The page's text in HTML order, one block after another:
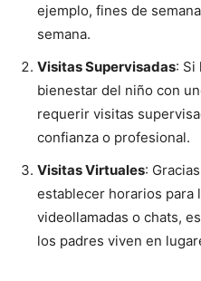
ejemplo, fines de
semana.
Visitas Supervisadas: Si
bienestar del niño con
requerir visitas
confianza o profesional.
Visitas Virtuales:
establecer horarios para
videollamadas o chats,
los padres viven en